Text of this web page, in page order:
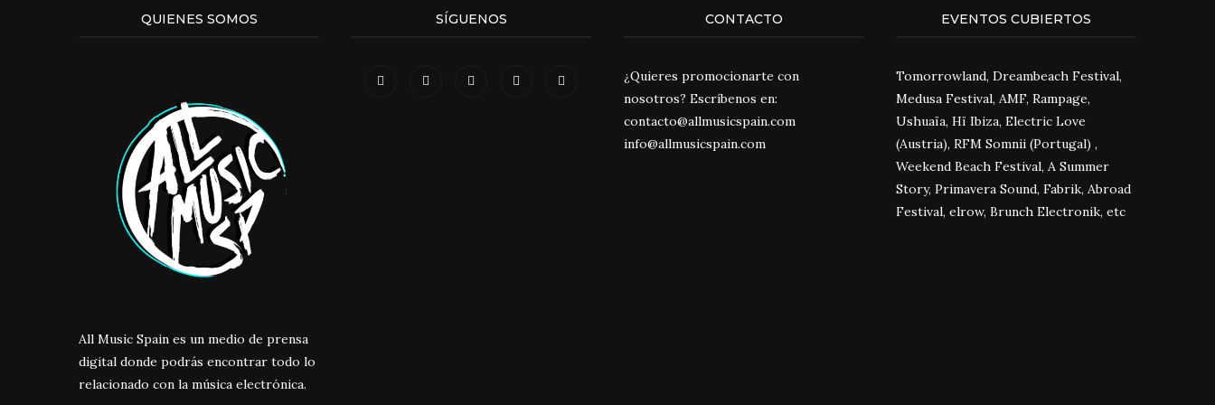
QUIENES SOMOS
All Music Spain es un medio de prensa
digital donde podrás encontrar todo lo
relacionado con la música electrónica.
SÍGUENOS CONTACTO
¿Quieres promocionarte con
nosotros? Escríbenos en:
contacto@allmusicspain.com
info@allmusicspain.com
EVENTOS CUBIERTOS
Tomorrowland, Dreambeach Festival,
Medusa Festival, AMF, Rampage,
Ushuaïa, Hï Ibiza, Electric Love
(Austria), RFM Somnii (Portugal) ,
Weekend Beach Festival, A Summer
Story, Primavera Sound, Fabrik, Abroad
Festival, elrow, Brunch Electronik, etc